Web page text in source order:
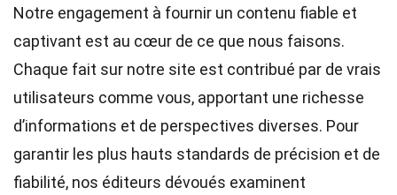
Notre engagement à fournir un contenu fiable et
captivant est au cœur de ce que nous faisons.
Chaque fait sur notre site est contribué par de vrais
utilisateurs comme vous, apportant une richesse
d’informations et de perspectives diverses. Pour
garantir les plus hauts standards de précision et de
fiabilité, nos éditeurs dévoués examinent